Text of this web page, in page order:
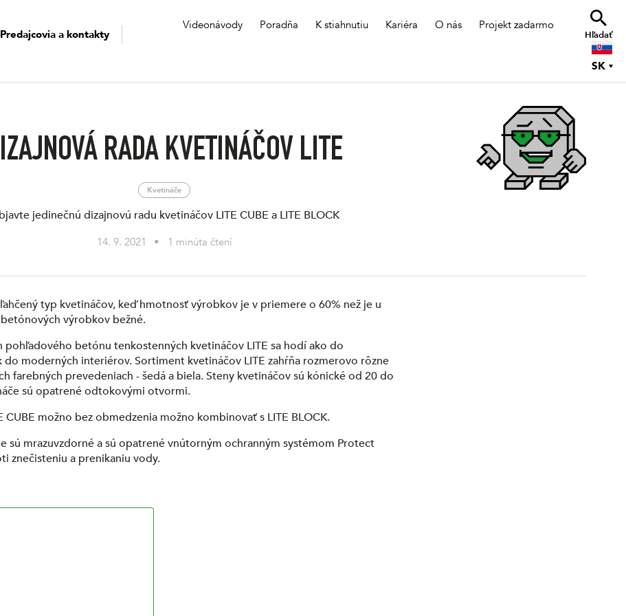
Predajcovia a kontakty
Videonávody Poradňa K stiahnutiu Kariéra O nás Projekt zadarmo
Hľadať
SK
RADA KVETINÁČOV LITE
Kvetináče
jedinečnú dizajnovú radu kvetináčov LITE CUBE a LITE BLOCK
14. 9. 2021 • 1 minúta čtení
typ kvetináčov, keď hmotnosť výrobkov je v priemere o 60% než je u
výrobkov bežné.
pohľadového betónu tenkostenných kvetináčov LITE sa hodí ako do
do moderných interiérov. Sortiment kvetináčov LITE zahŕňa rozmerovo rôzne
farebných prevedeniach - šedá a biela. Steny kvetináčov sú kónické od 20 do
sú opatrené odtokovými otvormi.
CUBE možno bez obmedzenia možno kombinovať s LITE BLOCK.
sú mrazuvzdorné a sú opatrené vnútorným ochranným systémom Protect
znečisteniu a prenikaniu vody.